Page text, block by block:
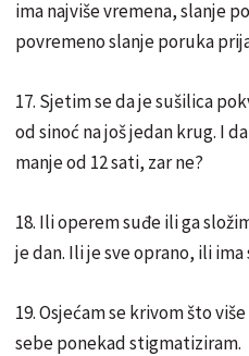
ima najviše vremena, slanje
povremeno slanje poruka
17. Sjetim se da je sušilica
od sinoć na još jedan krug. I
manje od 12 sati, zar ne?
18. Ili operem suđe ili ga
je dan. Ili je sve oprano, ili
19. Osjećam se krivom što
sebe ponekad stigmatiziram.